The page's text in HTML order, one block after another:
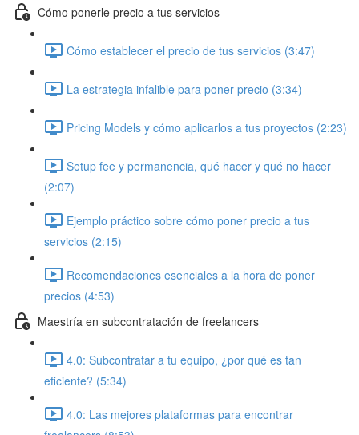
Cómo ponerle precio a tus servicios
Cómo establecer el precio de tus servicios (3:47)
La estrategia infalible para poner precio (3:34)
Pricing Models y cómo aplicarlos a tus proyectos (2:23)
Setup fee y permanencia, qué hacer y qué no hacer
(2:07)
Ejemplo práctico sobre cómo poner precio a tus
servicios (2:15)
Recomendaciones esenciales a la hora de poner
precios (4:53)
Maestría en subcontratación de freelancers
4.0: Subcontratar a tu equipo, ¿por qué es tan
eficiente? (5:34)
4.0: Las mejores plataformas para encontrar